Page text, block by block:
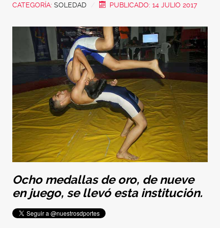
CATEGORÍA: SOLEDAD PUBLICADO: 14 JULIO 2017
Ocho medallas de oro, de nueve
en juego, se llevó esta institución.